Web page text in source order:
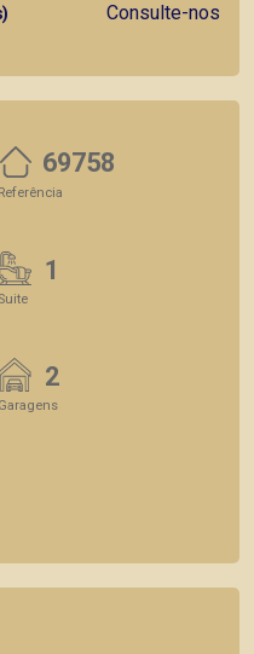
Consulte-nos
69758
Referência
1
Suite
2
Garagens